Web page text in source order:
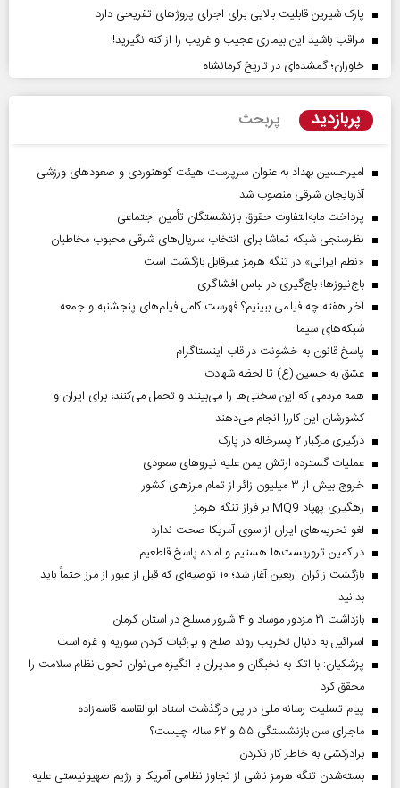
پارک شیرین قابلیت‌ بالایی برای اجرای پروژهای تفریحی دارد
مراقب باشید این بیماری عجیب و غریب را از کنه نگیرید!
خاوران؛ گمشده‌ای در تاریخ کرمانشاه
پربازدید پربحث
امیرحسین بهداد به عنوان سرپرست هیئت کوهنوردی و صعودهای ورزشی
آذربایجان شرقی منصوب شد
پرداخت مابه‌التفاوت حقوق بازنشستگان تأمین اجتماعی
نظرسنجی شبکه تماشا برای انتخاب سریال‌های شرقی محبوب مخاطبان
«نظم ایرانی» در تنگه هرمز غیرقابل بازگشت است
باج‌نیوزها؛ باج‌گیری در لباس افشاگری
آخر هفته چه فیلمی ببینیم؟ فهرست کامل فیلم‌های پنجشنبه و جمعه
شبکه‌های سیما
پاسخ قانون به خشونت در قاب اینستاگرام
عشق به حسین (ع) تا لحظه شهادت
همه مردمی که این سختی‌ها را می‌بینند و تحمل می‌کنند، برای ایران و
کشورشان این کاررا انجام می‌دهند
درگیری مرگبار ۲ پسرخاله در پارک
عملیات گسترده ارتش یمن علیه نیروهای سعودی
خروج بیش از ۳ میلیون زائر از تمام مرز‌های کشور
رهگیری پهپاد MQ9 بر فراز تنگه هرمز
لغو تحریم‌های ایران از سوی آمریکا صحت ندارد
در کمین تروریست‌ها هستیم و آماده پاسخ قاطعیم
بازگشت زائران اربعین آغاز شد؛ ۱۰ توصیه‌ای که قبل از عبور از مرز حتماً باید
بدانید
بازداشت ۲۱ مزدور موساد و ۴ شرور مسلح در استان کرمان
اسرائیل به دنبال تخریب روند صلح و بی‌ثبات کردن سوریه و غزه است
پزشکیان: با اتکا به نخبگان و مدیران با انگیزه می‌توان تحول نظام سلامت را
محقق کرد
پیام تسلیت رسانه ملی در پی درگذشت استاد ابوالقاسم قاسم‌زاده
ماجرای سن بازنشستگی ۵۵ و ۶۲ ساله چیست؟
برادرکشی به خاطر کار نکردن
بسته‌شدن تنگه هرمز ناشی از تجاوز نظامی آمریکا و رژیم صهیونیستی علیه